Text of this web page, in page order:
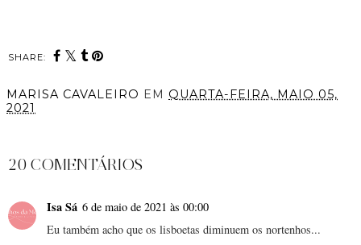
SHARE:
MARISA CAVALEIRO EM QUARTA-FEIRA, MAIO 05,
2021
20 COMENTÁRIOS
Isa Sá 6 de maio de 2021 às 00:00
Eu também acho que os lisboetas diminuem os nortenhos...